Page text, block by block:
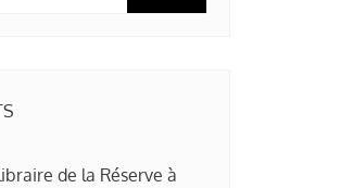
de la Réserve à